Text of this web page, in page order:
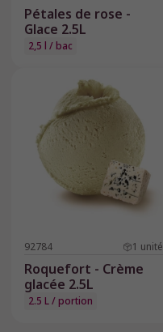
Pétales de rose -
Glace 2.5L
2,5 l / bac
92784 1 unité
Roquefort - Crème
glacée 2.5L
2.5 L / portion